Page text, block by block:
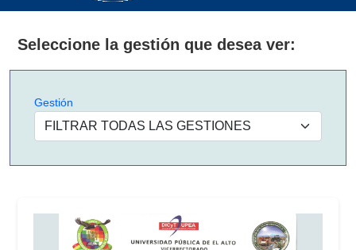
Seleccione la gestión que desea ver:
Gestión